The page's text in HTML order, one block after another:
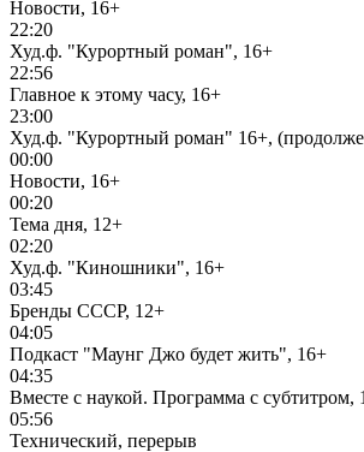
Новости, 16+
22:20
Худ.ф. "Курортный роман", 16+
22:56
Главное к этому часу, 16+
23:00
Худ.ф. "Курортный роман" 16+,
00:00
Новости, 16+
00:20
Тема дня, 12+
02:20
Худ.ф. "Киношники", 16+
03:45
Бренды СССР, 12+
04:05
Подкаст "Маунг Джо будет жить", 16+
04:35
Вместе с наукой. Программа с субтитром,
05:56
Технический, перерыв